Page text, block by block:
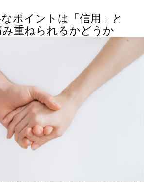
ポイントは「信用」と
み重ねられるかどうか